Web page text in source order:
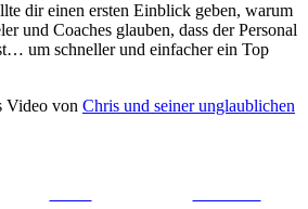
dir einen ersten Einblick geben, warum
und Coaches glauben, dass der Personal
um schneller und einfacher ein Top
Video von Chris und seiner unglaublichen